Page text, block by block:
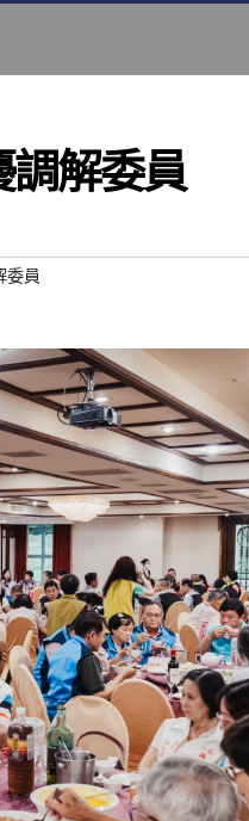
調解委員
委員